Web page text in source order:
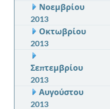
Νοεμβρίου
2013
Οκτωβρίου
2013
Σεπτεμβρίου
2013
Αυγούστου
2013